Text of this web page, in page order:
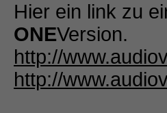
Hier ein link zu
ONEVersion.
http://
http://